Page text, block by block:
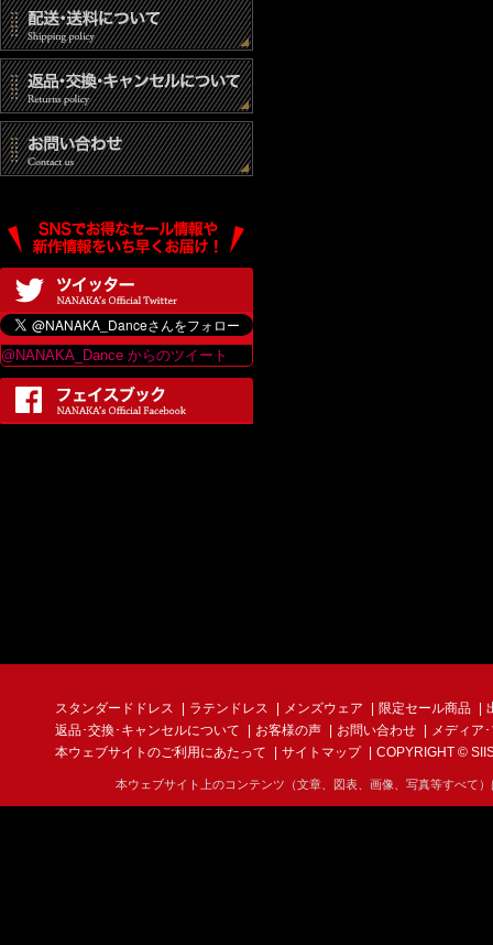
@NANAKA_Dance からのツイート
スタンダードドレス ラテンドレス メンズウェア 限定セール商品
返品･交換･キャンセルについて
お客様の声 お問い合わせ
メディア
本ウェブサイトのご利用にあたって
サイトマップ COPYRIGHT ©
本ウェブサイト上のコンテンツ（文章、図表、画像、写真等すべて